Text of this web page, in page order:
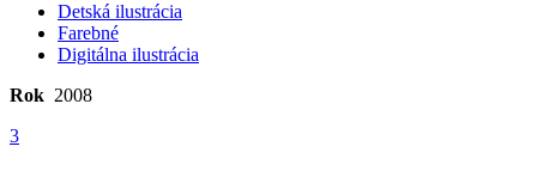
Detská ilustrácia
Farebné
Digitálna ilustrácia
Rok 2008
3